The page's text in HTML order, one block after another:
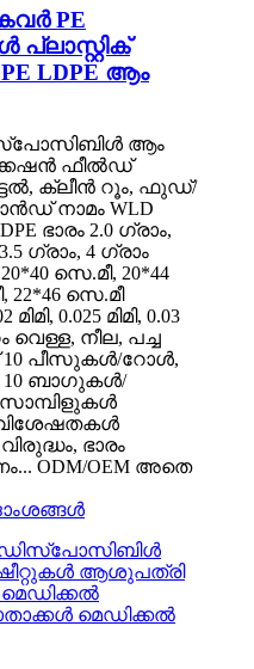
PE
LDPE ആം
ആം
ഫീൽഡ്
ക്ലീൻ റൂം, ഫുഡ്/
നാമം WLD
ഭാരം 2.0 ഗ്രാം,
ഗ്രാം, 4 ഗ്രാം
സെ.മീ, 20*44
22*46 സെ.മീ
0.025 മിമി, 0.03
വെള്ള, നീല, പച്ച
10 പീസുകൾ/റോൾ,
10 ബാഗുകൾ/
സാമ്പിളുകൾ
ഭാരം
ODM/OEM അതെ